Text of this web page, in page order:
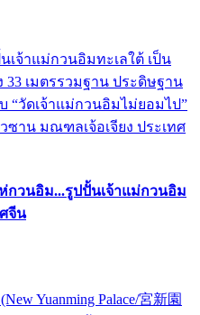
จ้าแม่กวนอิมทะเลใต้ เป็น
เมตรรวมฐาน ประดิษฐาน
“วัดเจ้าแม่กวนอิมไม่ยอมไป”
ซาน มณฑลเจ้อเจียง ประเทศ
กวนอิม...รูปปั้นเจ้าแม่กวนอิม
จีน
Yuanming Palace/宮新園